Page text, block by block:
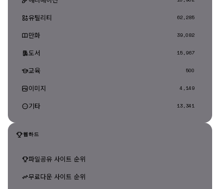
유틸리티 62,285
만화 39,082
도서 15,967
교육 500
이미지 4,149
기타 13,341
웹하드
파일공유 사이트 순위
무료다운 사이트 순위